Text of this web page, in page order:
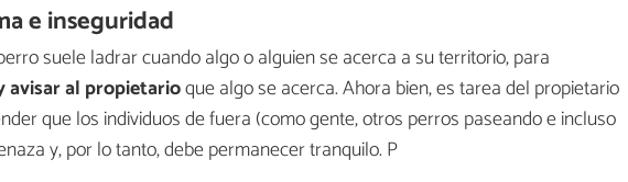
e inseguridad
suele ladrar cuando algo o alguien se acerca a su territorio, para
avisar al propietarioque algo se acerca. Ahora bien, es tarea del propietario
que los individuos de fuera (como gente, otros perros paseando e incluso
y, por lo tanto, debe permanecer tranquilo. P